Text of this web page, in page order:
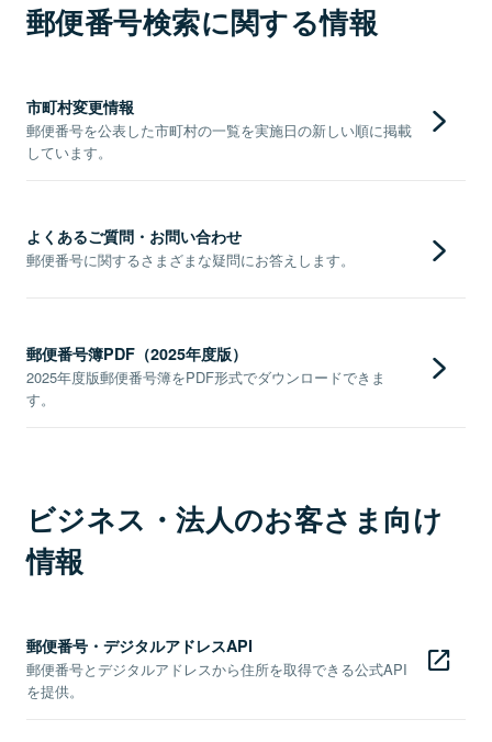
郵便番号検索に関する情報
市町村変更情報
郵便番号を公表した市町村の一覧を実施日の新しい順に掲載
しています。
よくあるご質問・お問い合わせ
郵便番号に関するさまざまな疑問にお答えします。
郵便番号簿PDF（2025年度版）
2025年度版郵便番号簿をPDF形式でダウンロードできま
す。
ビジネス・法人のお客さま向け
情報
郵便番号・デジタルアドレスAPI
郵便番号とデジタルアドレスから住所を取得できる公式API
を提供。